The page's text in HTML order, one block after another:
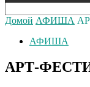
Домой АФИША
АФИША
АРТ-